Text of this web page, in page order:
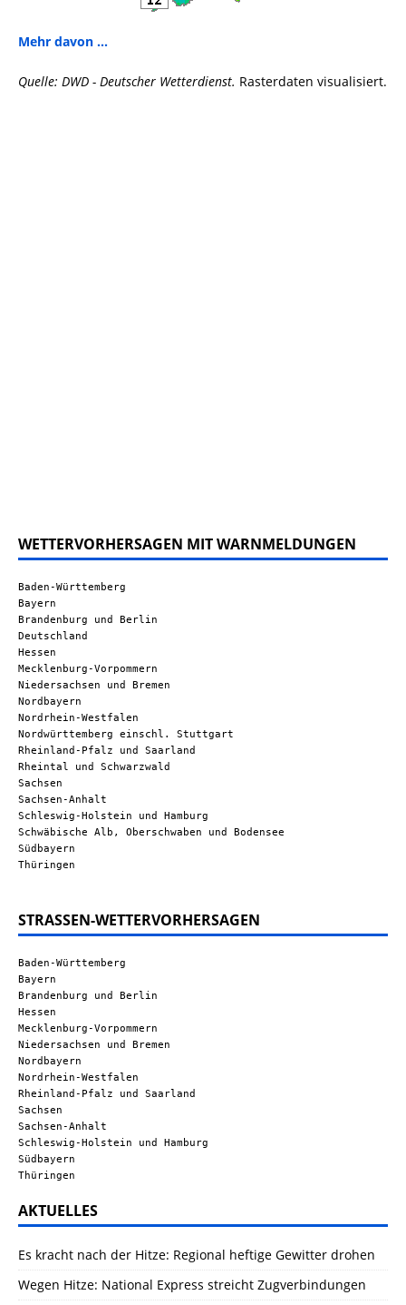
Mehr davon ...
Quelle: DWD - Deutscher Wetterdienst. Rasterdaten visualisiert.
WETTERVORHERSAGEN MIT WARNMELDUNGEN
Baden-Württemberg
Bayern
Brandenburg und Berlin
Deutschland
Hessen
Mecklenburg-Vorpommern
Niedersachsen und Bremen
Nordbayern
Nordrhein-Westfalen
Nordwürttemberg einschl. Stuttgart
Rheinland-Pfalz und Saarland
Rheintal und Schwarzwald
Sachsen
Sachsen-Anhalt
Schleswig-Holstein und Hamburg
Schwäbische Alb, Oberschwaben und Bodensee
Südbayern
Thüringen
STRASSEN-WETTERVORHERSAGEN
Baden-Württemberg
Bayern
Brandenburg und Berlin
Hessen
Mecklenburg-Vorpommern
Niedersachsen und Bremen
Nordbayern
Nordrhein-Westfalen
Rheinland-Pfalz und Saarland
Sachsen
Sachsen-Anhalt
Schleswig-Holstein und Hamburg
Südbayern
Thüringen
AKTUELLES
Es kracht nach der Hitze: Regional heftige Gewitter drohen
Wegen Hitze: National Express streicht Zugverbindungen